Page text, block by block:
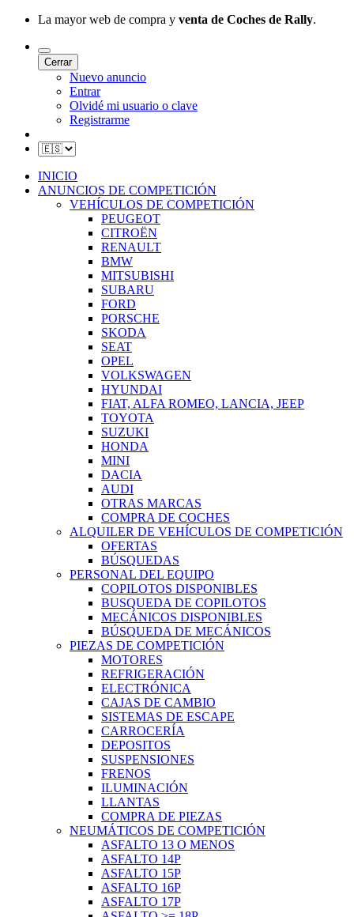
La mayor web de compra y venta de Coches de Rally.
Cerrar
Nuevo anuncio
Entrar
Olvidé mi usuario o clave
Registrarme
INICIO
ANUNCIOS DE COMPETICIÓN
VEHÍCULOS DE COMPETICIÓN
PEUGEOT
CITROËN
RENAULT
BMW
MITSUBISHI
SUBARU
FORD
PORSCHE
SKODA
SEAT
OPEL
VOLKSWAGEN
HYUNDAI
FIAT, ALFA ROMEO, LANCIA, JEEP
TOYOTA
SUZUKI
HONDA
MINI
DACIA
AUDI
OTRAS MARCAS
COMPRA DE COCHES
ALQUILER DE VEHÍCULOS DE COMPETICIÓN
OFERTAS
BÚSQUEDAS
PERSONAL DEL EQUIPO
COPILOTOS DISPONIBLES
BUSQUEDA DE COPILOTOS
MECÁNICOS DISPONIBLES
BÚSQUEDA DE MECÁNICOS
PIEZAS DE COMPETICIÓN
MOTORES
REFRIGERACIÓN
ELECTRÓNICA
CAJAS DE CAMBIO
SISTEMAS DE ESCAPE
CARROCERÍA
DEPOSITOS
SUSPENSIONES
FRENOS
ILUMINACIÓN
LLANTAS
COMPRA DE PIEZAS
NEUMÁTICOS DE COMPETICIÓN
ASFALTO 13 O MENOS
ASFALTO 14P
ASFALTO 15P
ASFALTO 16P
ASFALTO 17P